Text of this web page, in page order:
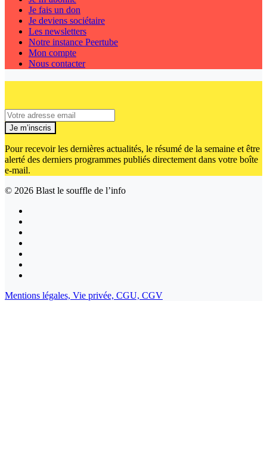
Je fais un don
Je deviens sociétaire
Les newsletters
Notre instance Peertube
Mon compte
Nous contacter
Je m’inscris
Pour recevoir les dernières actualités, le résumé de la semaine et être
alerté des derniers programmes publiés directement dans votre boîte
e-mail.
© 2026 Blast le souffle de l’info
Mentions légales, Vie privée, CGU, CGV